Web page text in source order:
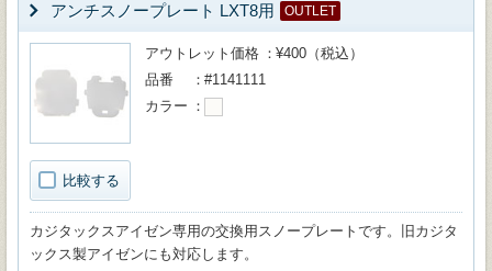
アンチスノープレート LXT8用 OUTLET
比較する
アウトレット価格
¥400（税込）
品番
#1141111
カラー
カジタックスアイゼン専用の交換用スノープレートです。旧カジタ
ックス製アイゼンにも対応します。